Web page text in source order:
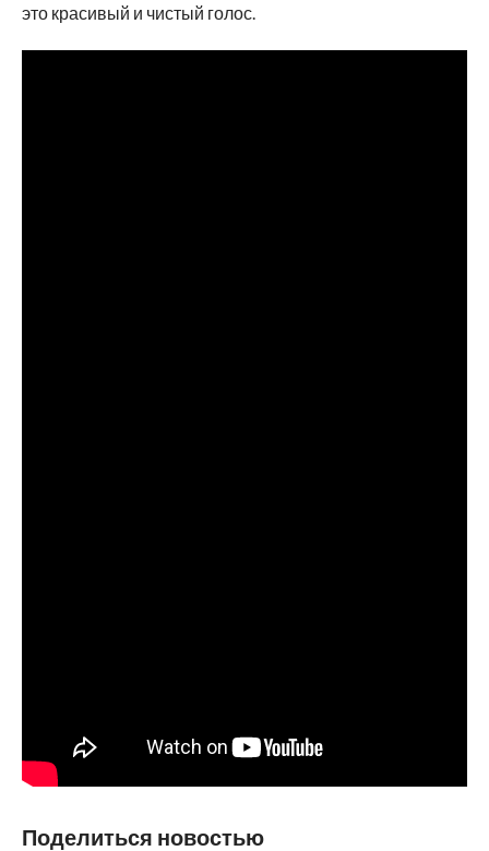
это красивый и чистый голос.
Поделиться новостью